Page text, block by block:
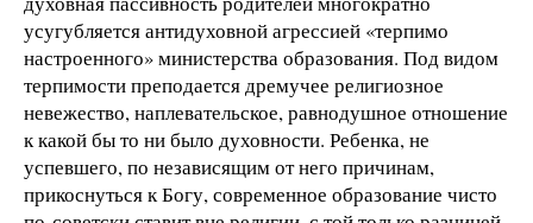
усугубляется антидуховной агрессией «терпимо
настроенного» министерства образования. Под видом
терпимости преподается дремучее религиозное
невежество, наплевательское, равнодушное отношение
к какой бы то ни было духовности. Ребенка, не
успевшего, по независящим от него причинам,
прикоснуться к Богу, современное образование чисто